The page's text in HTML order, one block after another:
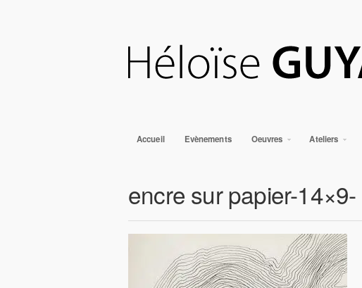
Accueil Evènements Oeuvres Ateliers
encre sur papier-